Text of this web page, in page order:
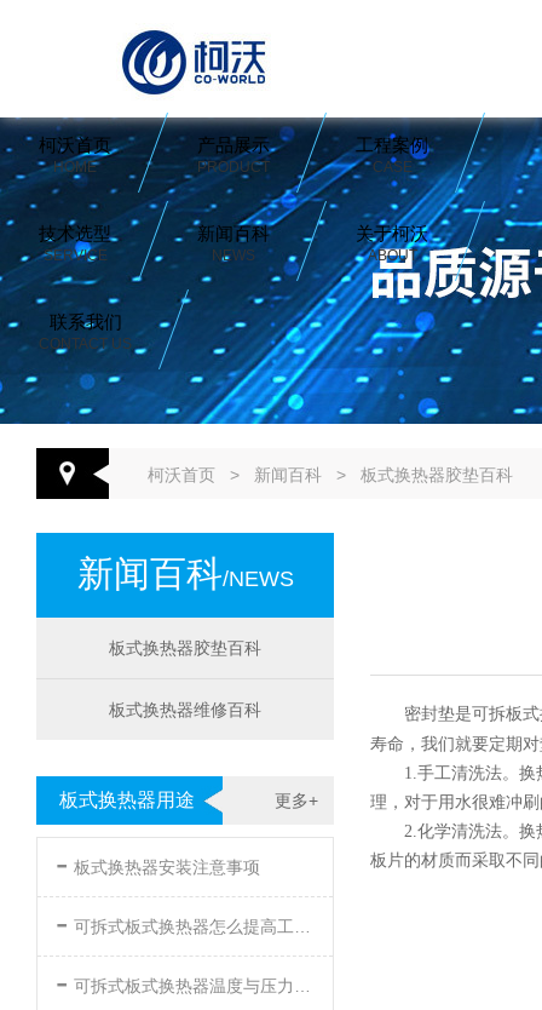
柯沃首页
HOME
产品展示
PRODUCT
工程案例
CASE
技术选型
SERVICE
新闻百科
NEWS
关于柯沃
ABOUT
联系我们
CONTACT US
柯沃首页 > 新闻百科 > 板式换热器胶垫百科
新闻百科/NEWS
板式换热器胶垫百科
板式换热器维修百科
更多+
板式换热器用途
- 板式换热器安装注意事项
- 可拆式板式换热器怎么提高工作效率
- 可拆式板式换热器温度与压力的要求
密封垫是可拆板
寿命，我们就要定期
1.手工清洗法。
理，对于用水很难冲
2.化学清洗法。
板片的材质而采取不